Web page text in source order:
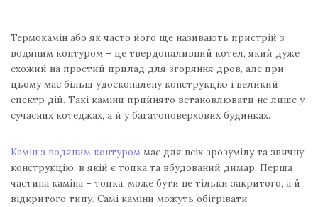
Термокамін або як часто його ще називають пристрій з
водяним контуром – це твердопаливний котел, який дуже
схожий на простий прилад для згоряння дров, але при
цьому має більш удосконалену конструкцію і великий
спектр дій. Такі каміни прийнято встановлювати не лише у
сучасних котеджах, а й у багатоповерхових будинках.
Камін з водяним контуром має для всіх зрозумілу та звичну
конструкцію, в якій є топка та вбудований димар. Перша
частина каміна – топка, може бути не тільки закритого, а й
відкритого типу. Самі каміни можуть обігрівати